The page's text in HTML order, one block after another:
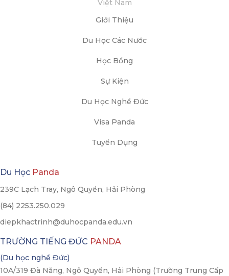
Giới Thiệu
Du Học Các Nước
Học Bổng
Sự Kiện
Du Học Nghề Đức
Visa Panda
Tuyển Dụng
Du Học Panda
239C Lạch Tray, Ngô Quyền, Hải Phòng
(84) 2253.250.029
diepkhactrinh@duhocpanda.edu.vn
TRƯỜNG TIẾNG ĐỨC PANDA
(Du học nghề Đức)
10A/319 Đà Nẵng, Ngô Quyền, Hải Phòng (Trường Trung Cấp